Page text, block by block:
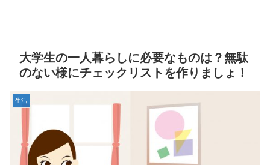
大学生の一人暮らしに必要なものは？無駄
のない様にチェックリストを作りましょ！
生活